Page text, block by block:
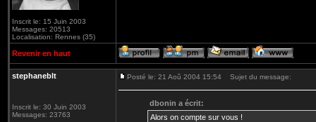
Inscrit le: 15 Juin 2003
Messages: 20513
Localisation: Rennes (35)
Revenir en haut
stephaneblt
Inscrit le: 30 Juin 2003
Messages: 23763
Posté le: 21 Aoû 2004 15:54 Sujet du message:
dbonin a écrit:
Alors on compte sur vous !